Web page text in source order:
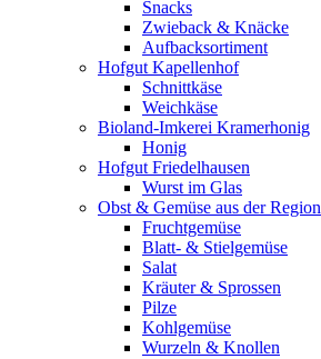
Snacks
Zwieback & Knäcke
Aufbacksortiment
Hofgut Kapellenhof
Schnittkäse
Weichkäse
Bioland-Imkerei Kramerhonig
Honig
Hofgut Friedelhausen
Wurst im Glas
Obst & Gemüse aus der Region
Fruchtgemüse
Blatt- & Stielgemüse
Salat
Kräuter & Sprossen
Pilze
Kohlgemüse
Wurzeln & Knollen